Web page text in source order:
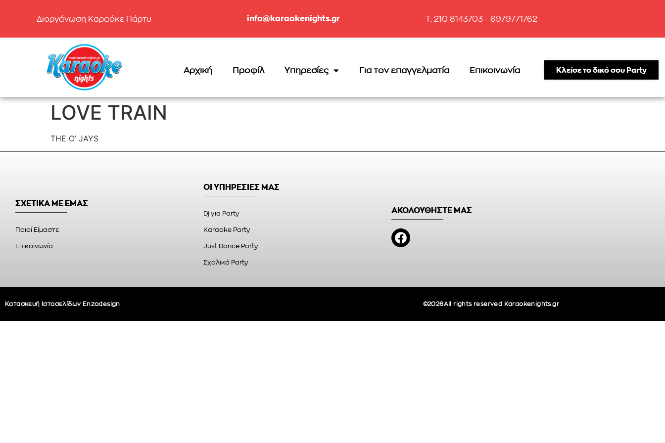
Διοργάνωση Καραόκε Πάρτυ info@karaokenights.gr T: 210 8143703 - 6979771762
Αρχική Προφίλ Υπηρεσίες Για τον επαγγελματία Επικοινωνία Κλείσε το δικό σου Party
LOVE TRAIN
THE O’ JAYS
ΣΧΕΤΙΚΑ ΜΕ ΕΜΑΣ
Ποιοί Είμαστε
Επικοινωνία
ΟΙ ΥΠΗΡΕΣΙΕΣ ΜΑΣ
Dj για Party
Karaoke Party
Just Dance Party
Σχολικά Party
ΑΚΟΛΟΥΘΗΣΤΕ ΜΑΣ
Κατασκευή Ιστοσελίδων Enzodesign ©2026All rights reserved Karaokenights.gr